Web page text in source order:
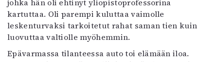
johka hän oli ehtinyt yliopistoprofessorina
kartuttaa. Oli parempi kuluttaa vaimolle
leskenturvaksi tarkoitetut rahat saman tien kuin
luovuttaa valtiolle myöhemmin.
Epävarmassa tilanteessa auto toi elämään iloa.